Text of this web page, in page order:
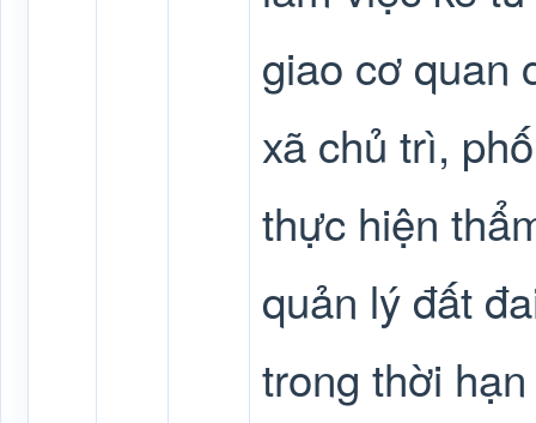
giao cơ quan
xã chủ trì,
thực hiện
quản lý đất
trong thời